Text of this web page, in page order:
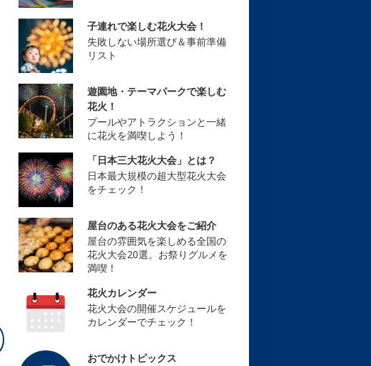
子連れで楽しむ花火大会！
失敗しない場所選び＆事前準備
リスト
遊園地・テーマパークで楽しむ
花火！
プールやアトラクションと一緒
に花火を満喫しよう！
「日本三大花火大会」とは？
日本最大規模の超大型花火大会
をチェック！
屋台のある花火大会をご紹介
屋台の雰囲気を楽しめる全国の
花火大会20選。お祭りグルメを
満喫！
花火カレンダー
花火大会の開催スケジュールを
カレンダーでチェック！
おでかけトピックス